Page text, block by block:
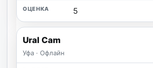
5
Ural Cam
Уфа · Офлайн